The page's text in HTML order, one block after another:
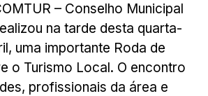
– Conselho Municipal
na tarde desta quarta-
uma importante Roda de
o Turismo Local. O encontro
profissionais da área e